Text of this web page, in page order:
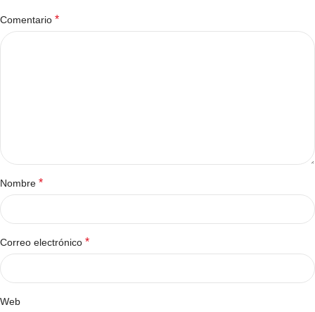
Comentario *
Nombre *
Correo electrónico *
Web